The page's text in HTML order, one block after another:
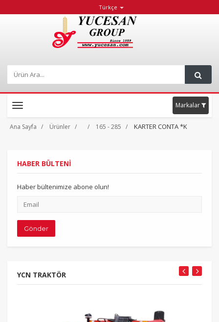
Türkçe
Toggle
Markalar
Ana Sayfa Ürünler 165 - 285 KARTER CONTA *K
HABER BÜLTENİ
Haber bültenimize abone olun!
adresiniz
Gönder
YCN TRAKTÖR